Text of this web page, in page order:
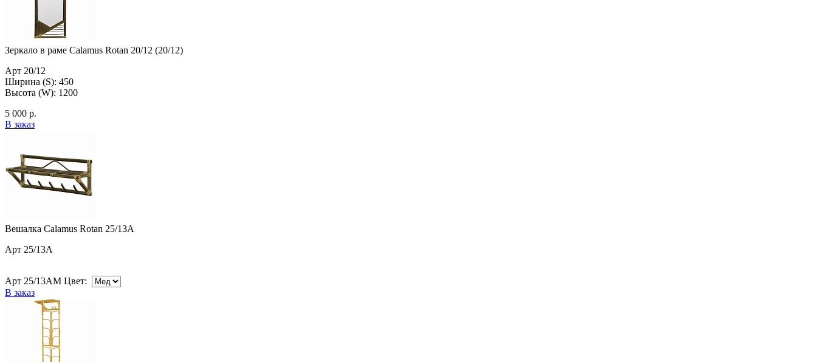
Зеркало в раме Calamus Rotan 20/12 (20/12)
Арт 20/12
Ширина (S): 450
Высота (W): 1200
5 000 р.
В заказ
Вешалка Calamus Rotan 25/13A
Арт 25/13A
Арт 25/13AM Цвет:
В заказ